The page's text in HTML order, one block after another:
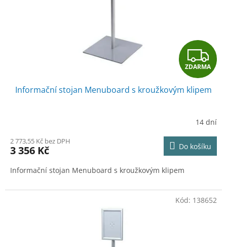
Z
D
A
R
M
A
ZDARMA
Informační stojan Menuboard s kroužkovým klipem
14 dní
2 773,55 Kč bez DPH
3 356 Kč Do košíku
Informační stojan Menuboard s kroužkovým klipem
Kód: 138652